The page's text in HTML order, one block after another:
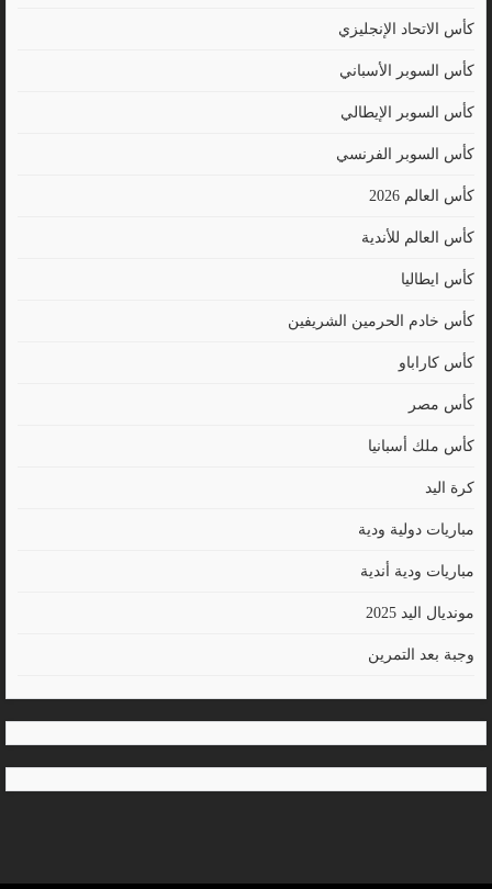
كأس الاتحاد الإنجليزي
كأس السوبر الأسباني
كأس السوبر الإيطالي
كأس السوبر الفرنسي
كأس العالم 2026
كأس العالم للأندية
كأس ايطاليا
كأس خادم الحرمين الشريفين
كأس كاراباو
كأس مصر
كأس ملك أسبانيا
كرة اليد
مباريات دولية ودية
مباريات ودية أندية
مونديال اليد 2025
وجبة بعد التمرين